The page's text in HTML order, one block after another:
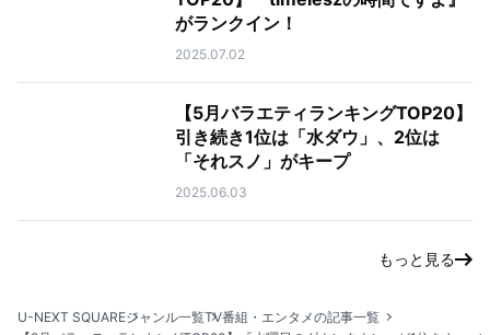
がランクイン！
2025.07.02
【5月バラエティランキングTOP20】
引き続き1位は「水ダウ」、2位は
「それスノ」がキープ
2025.06.03
もっと見る
U-NEXT SQUAREジャンル一覧TV番組・エンタメの記事一覧